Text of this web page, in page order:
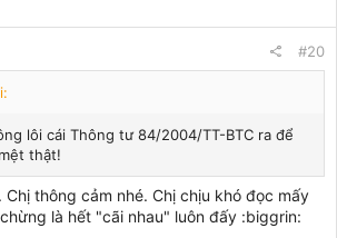
#20
lôi cái Thông tư 84/2004/TT-BTC ra để
thật!
Chị thông cảm nhé. Chị chịu khó đọc mấy
là hết "cãi nhau" luôn đấy :biggrin: